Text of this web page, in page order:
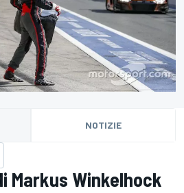
NOTIZIE
Markus Winkelhock